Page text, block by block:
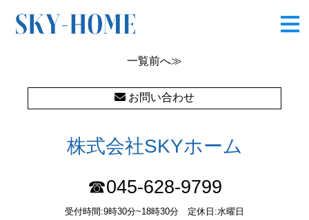
東久保町Ⅳ20190601
一覧前へ≫
お問い合わせ
株式会社SKYホーム
☎045-628-9799
受付時間:9時30分~18時30分 定休日:水曜日